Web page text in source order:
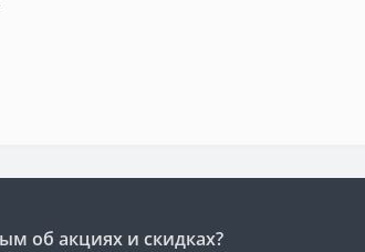
об акциях и скидках?